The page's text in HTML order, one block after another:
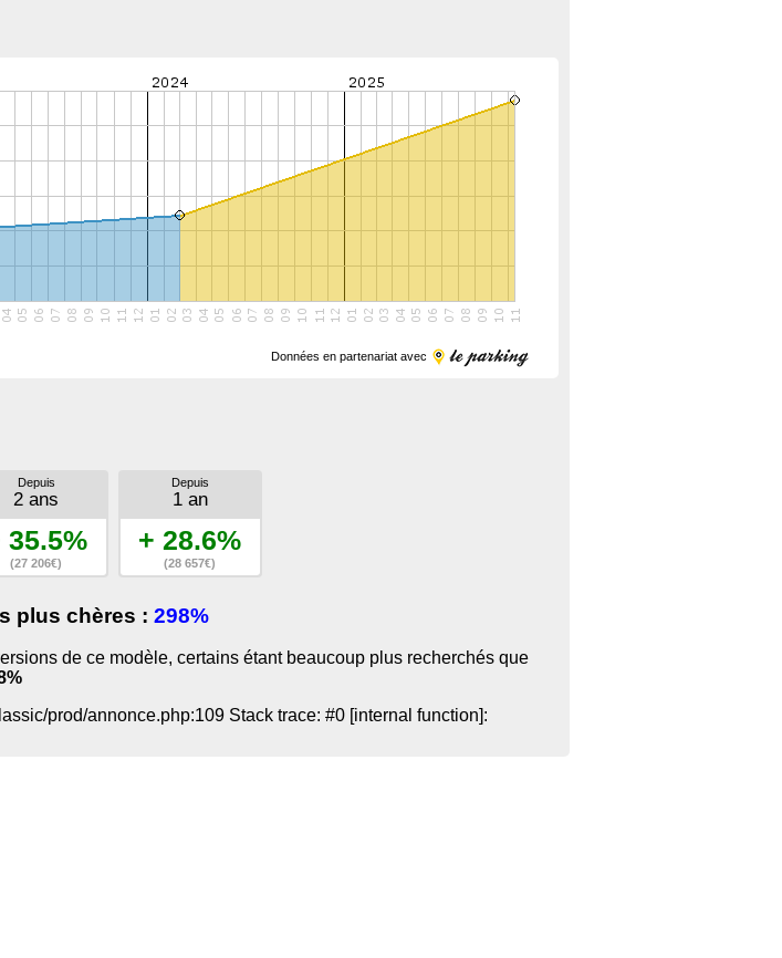
Données en partenariat avec
Depuis
2 ans
35.5%
(27 206€)
Depuis
1 an
+ 28.6%
(28 657€)
plus chères : 298%
de ce modèle, certains étant beaucoup plus recherchés que
prod/annonce.php:109 Stack trace: #0 [internal function]: